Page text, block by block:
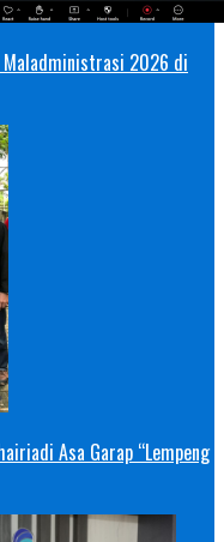
Maladministrasi 2026 di
Asa Garap “Lempeng